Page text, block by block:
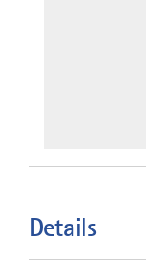
Details